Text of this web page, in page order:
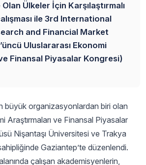
Ülkeler İçin Karşılaştırmalı
ile 3rd International
and Financial Market
Uluslararası Ekonomi
Finansal Piyasalar Kongresi)
büyük organizasyonlardan biri olan
Araştırmaları ve Finansal Piyasalar
Nişantaşı Üniversitesi ve Trakya
Gaziantep’te düzenlendi.
çalışan akademisyenlerin,